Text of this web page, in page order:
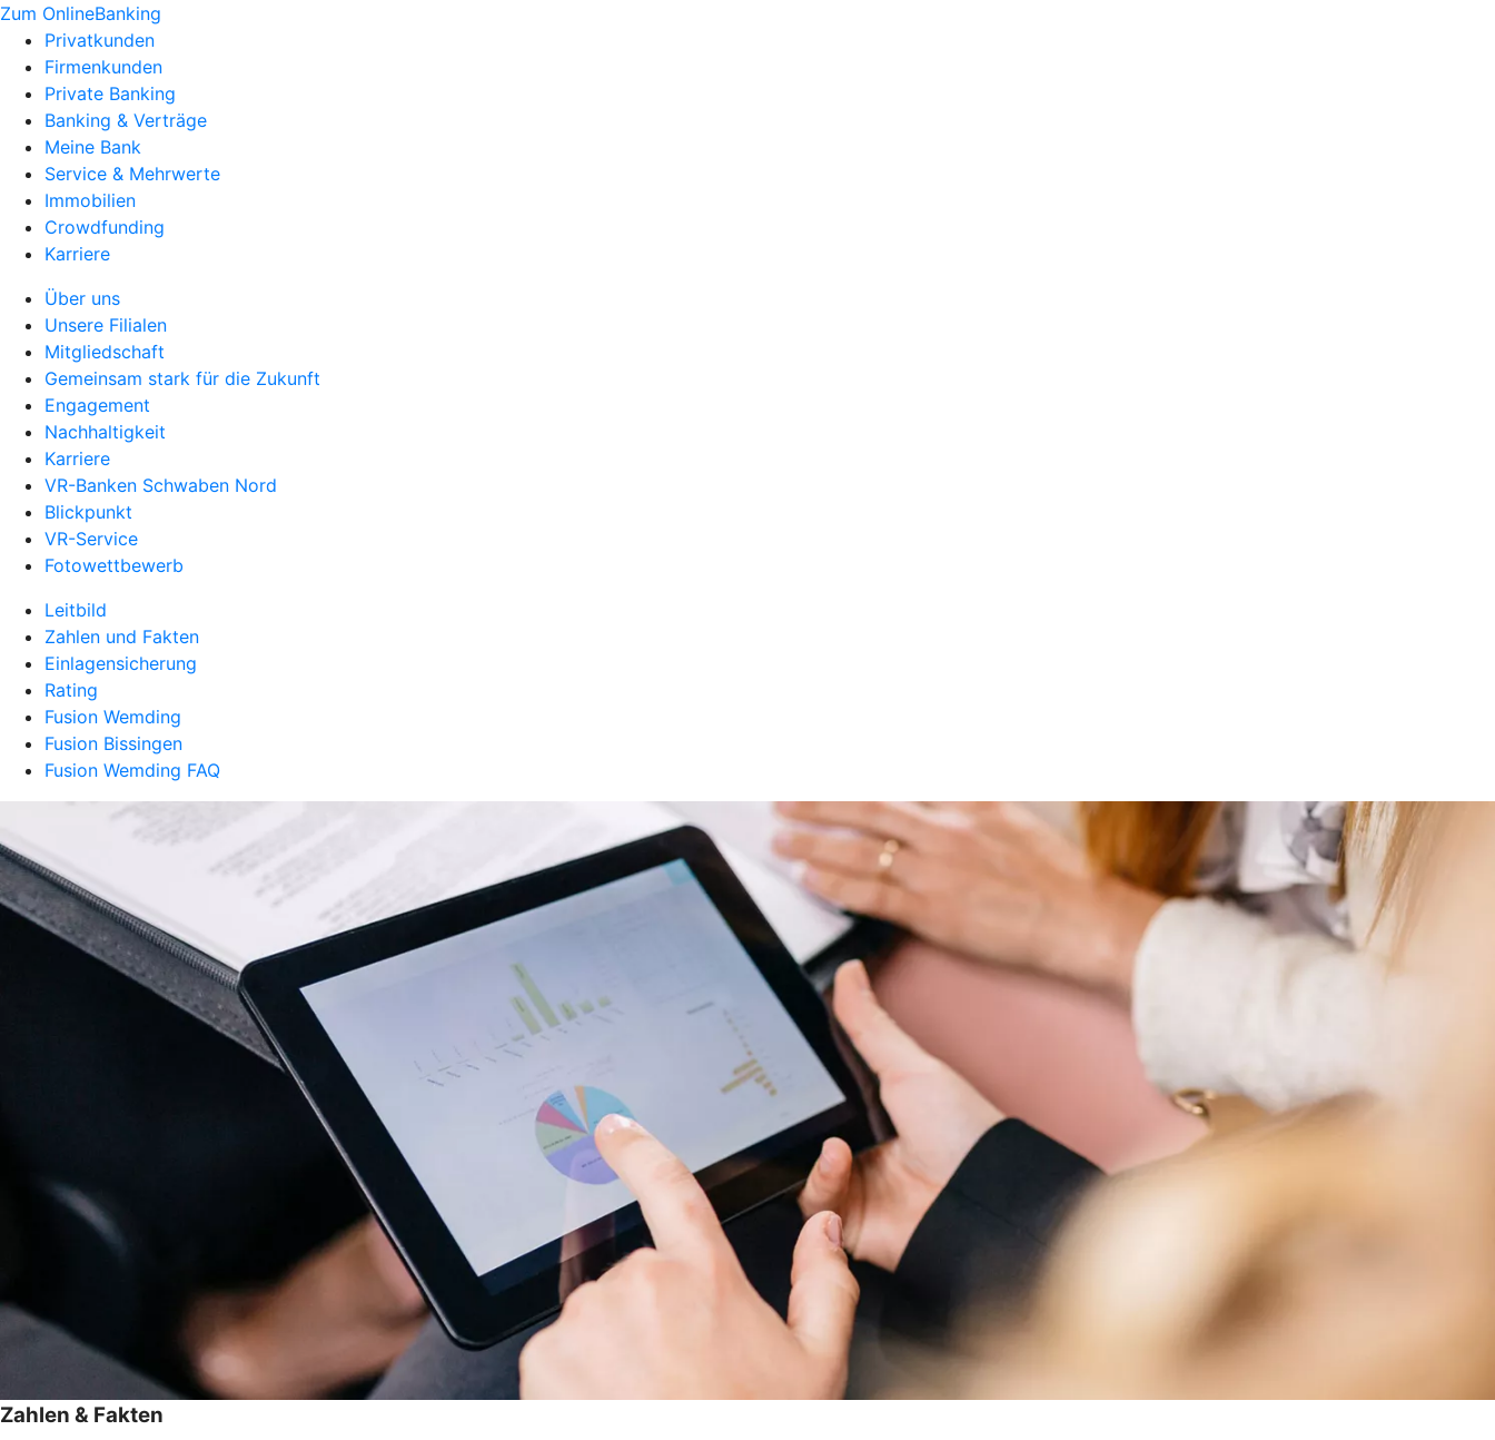
Zum OnlineBanking
Privatkunden
Firmenkunden
Private Banking
Banking & Verträge
Meine Bank
Service & Mehrwerte
Immobilien
Crowdfunding
Karriere
Über uns
Unsere Filialen
Mitgliedschaft
Gemeinsam stark für die Zukunft
Engagement
Nachhaltigkeit
Karriere
VR-Banken Schwaben Nord
Blickpunkt
VR-Service
Fotowettbewerb
Leitbild
Zahlen und Fakten
Einlagensicherung
Rating
Fusion Wemding
Fusion Bissingen
Fusion Wemding FAQ
Zahlen & Fakten